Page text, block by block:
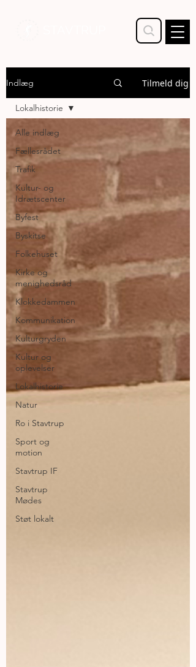
Indlæg Tilmeld dig
Alle indlæg
Fællesrådet
Trafik
Kultur- og
Idrætscenter
Byfest
Byskitse
Folkehuset
Kirke og
menighedsråd
Klokkedammen
Kommunikation
Kulturgryden
Kultur og
oplevelser
Lokalhistorie
Natur
Ro i Stavtrup
Sport og
motion
Stavtrup IF
Stavtrup
Mødes
Støt lokalt
Lokalhistorie